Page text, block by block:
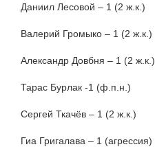
Даниил Лесовой – 1 (2 ж.к.)
Валерий Громыко – 1 (2 ж.к.)
Александр Довбня – 1 (2 ж.к.)
Тарас Бурлак -1 (ф.п.н.)
Сергей Ткачёв – 1 (2 ж.к.)
Гиа Григалава – 1 (агрессия)